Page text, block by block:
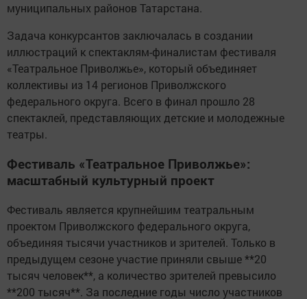
муниципальных районов Татарстана.
Задача конкурсантов заключалась в создании
иллюстраций к спектаклям-финалистам фестиваля
«Театральное Приволжье», который объединяет
коллективы из 14 регионов Приволжского
федерального округа. Всего в финал прошло 28
спектаклей, представляющих детские и молодежные
театры.
Фестиваль «Театральное Приволжье»:
масштабный культурный проект
Фестиваль является крупнейшим театральным
проектом Приволжского федерального округа,
объединяя тысячи участников и зрителей. Только в
предыдущем сезоне участие приняли свыше **20
тысяч человек**, а количество зрителей превысило
**200 тысяч**. За последние годы число участников